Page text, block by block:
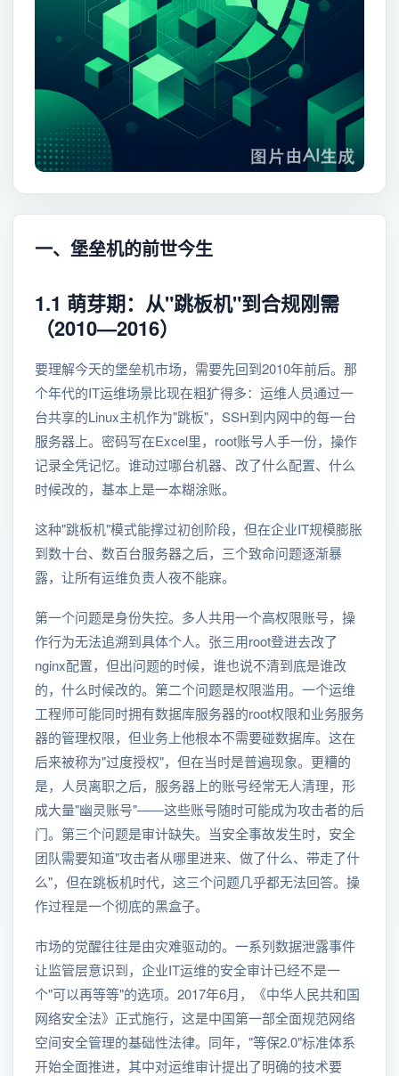
一、堡垒机的前世今生
1.1 萌芽期：从"跳板机"到合规刚需
（2010—2016）
要理解今天的堡垒机市场，需要先回到2010年前后。那
个年代的IT运维场景比现在粗犷得多：运维人员通过一
台共享的Linux主机作为"跳板"，SSH到内网中的每一台
服务器上。密码写在Excel里，root账号人手一份，操作
记录全凭记忆。谁动过哪台机器、改了什么配置、什么
时候改的，基本上是一本糊涂账。
这种"跳板机"模式能撑过初创阶段，但在企业IT规模膨胀
到数十台、数百台服务器之后，三个致命问题逐渐暴
露，让所有运维负责人夜不能寐。
第一个问题是身份失控。多人共用一个高权限账号，操
作行为无法追溯到具体个人。张三用root登进去改了
nginx配置，但出问题的时候，谁也说不清到底是谁改
的，什么时候改的。第二个问题是权限滥用。一个运维
工程师可能同时拥有数据库服务器的root权限和业务服务
器的管理权限，但业务上他根本不需要碰数据库。这在
后来被称为"过度授权"，但在当时是普遍现象。更糟的
是，人员离职之后，服务器上的账号经常无人清理，形
成大量"幽灵账号"——这些账号随时可能成为攻击者的后
门。第三个问题是审计缺失。当安全事故发生时，安全
团队需要知道"攻击者从哪里进来、做了什么、带走了什
么"，但在跳板机时代，这三个问题几乎都无法回答。操
作过程是一个彻底的黑盒子。
市场的觉醒往往是由灾难驱动的。一系列数据泄露事件
让监管层意识到，企业IT运维的安全审计已经不是一
个"可以再等等"的选项。2017年6月，《中华人民共和国
网络安全法》正式施行，这是中国第一部全面规范网络
空间安全管理的基础性法律。同年，"等保2.0"标准体系
开始全面推进，其中对运维审计提出了明确的技术要